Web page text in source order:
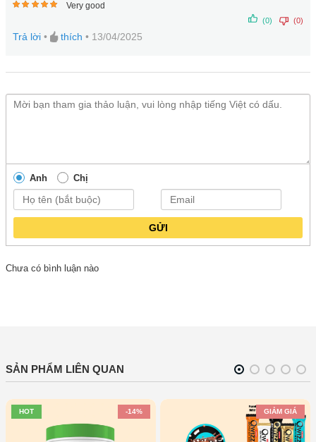
Very good
(0) (0)
Trả lời • thích • 13/04/2025
Anh Chị
GỬI
Chưa có bình luận nào
SẢN PHẨM LIÊN QUAN
HOT -14% GIẢM GIÁ